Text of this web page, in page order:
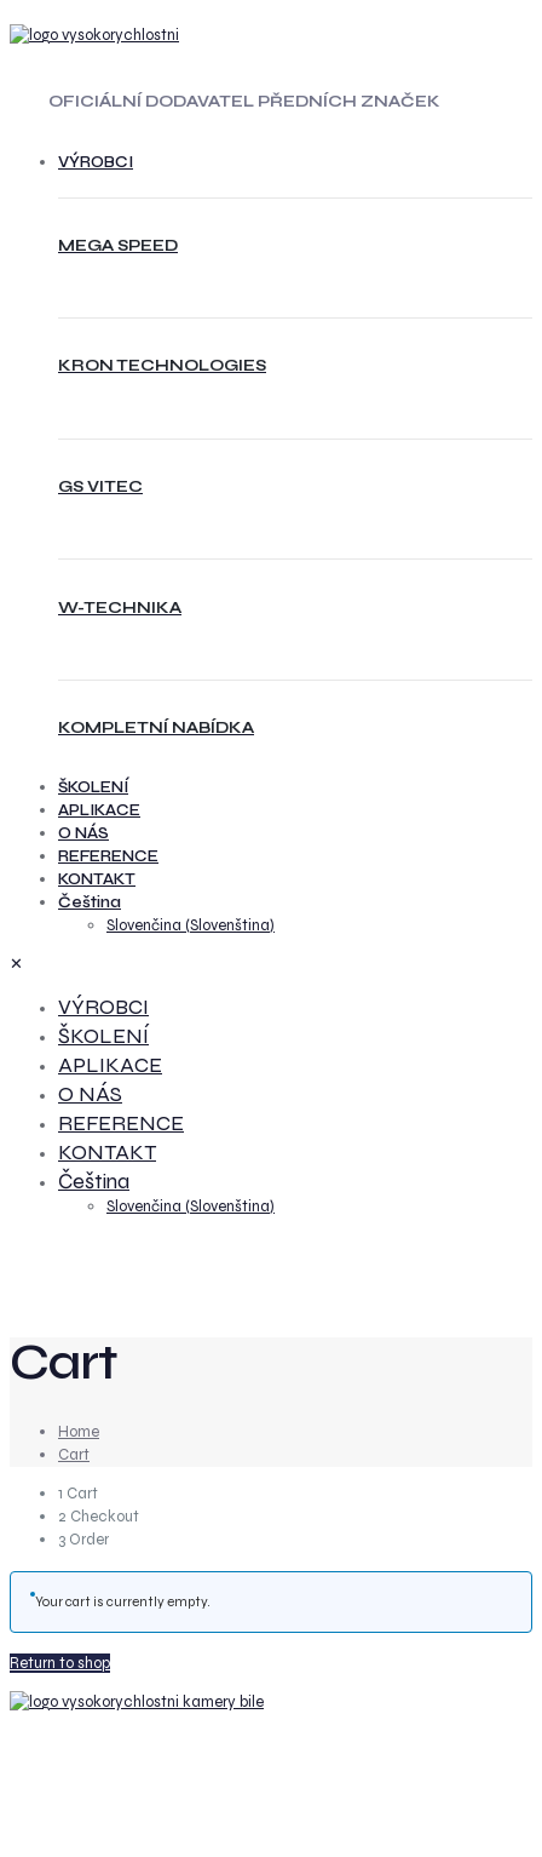
OFICIÁLNÍ DODAVATEL PŘEDNÍCH ZNAČEK
VÝROBCI
MEGA SPEED
KRON TECHNOLOGIES
GS VITEC
W-TECHNIKA
KOMPLETNÍ NABÍDKA
ŠKOLENÍ
APLIKACE
O NÁS
REFERENCE
KONTAKT
Čeština
Slovenčina (Slovenština)
✕
VÝROBCI
ŠKOLENÍ
APLIKACE
O NÁS
REFERENCE
KONTAKT
Čeština
Slovenčina (Slovenština)
Cart
Home
Cart
1 Cart
2 Checkout
3 Order
Your cart is currently empty.
Return to shop